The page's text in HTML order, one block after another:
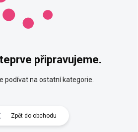
připravujeme.
podívat na ostatní kategorie.
Zpět do obchodu